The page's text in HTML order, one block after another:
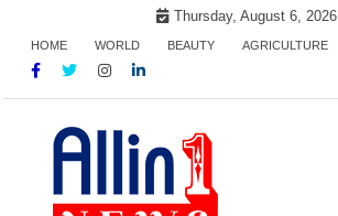
content
Thursday, August 6, 2026
HOME WORLD BEAUTY AGRICULTURE